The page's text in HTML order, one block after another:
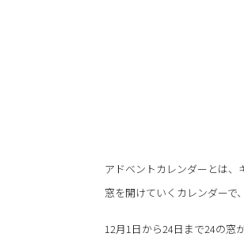
アドベントカレンダーとは
窓を開けていくカレンダーで
12月1日から24日まで24の窓